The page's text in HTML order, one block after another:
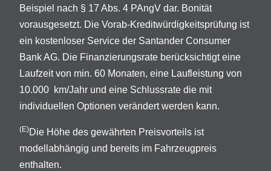
Beispiel nach § 17 Abs. 4 PAngV dar. Bonität
vorausgesetzt. Die Vorab-Kreditwürdigkeitsprüfung ist
ein kostenloser Service der Santander Consumer
Bank AG. Die Finanzierungsrate berücksichtigt eine
Laufzeit von min. 60 Monaten, eine Laufleistung von
10.000 km/Jahr und eine Schlussrate die mit
individuellen Optionen verändert werden kann.
(E)Die Höhe des gewährten Preisvorteils ist
modellabhängig und bereits im Fahrzeugpreis
enthalten.